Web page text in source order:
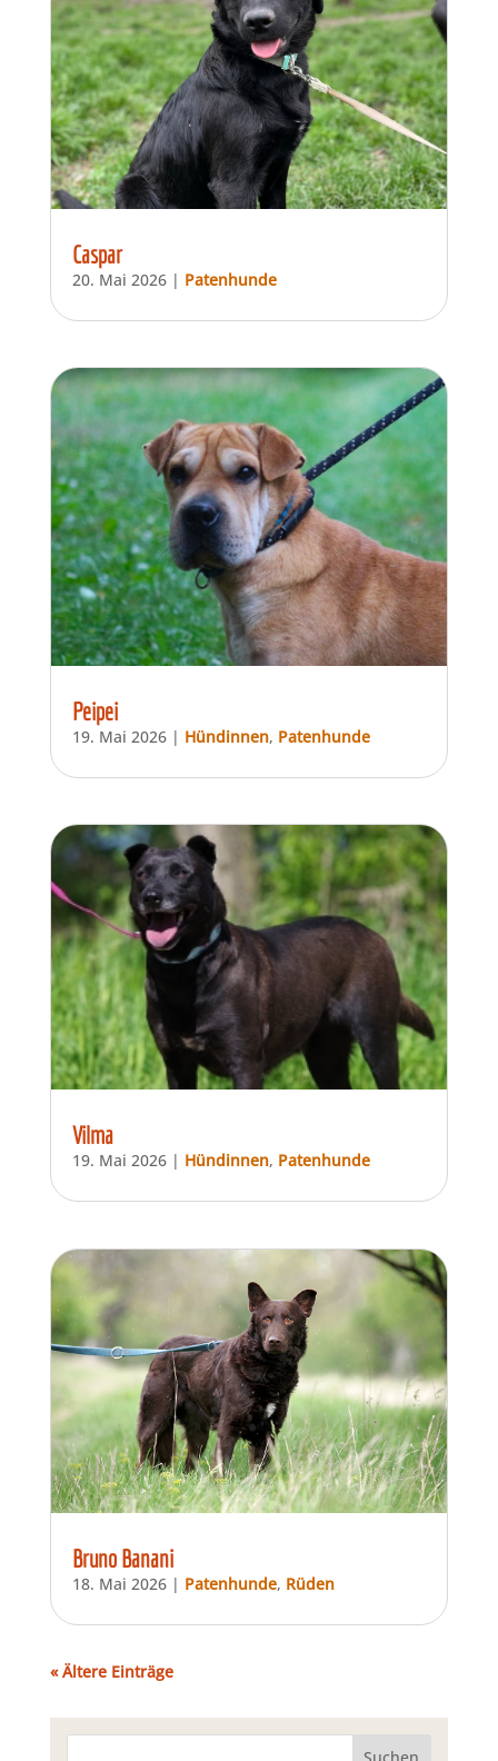
Caspar
20. Mai 2026| Patenhunde
Peipei
19. Mai 2026| Hündinnen, Patenhunde
Vilma
19. Mai 2026| Hündinnen, Patenhunde
Bruno Banani
18. Mai 2026| Patenhunde, Rüden
« Ältere Einträge